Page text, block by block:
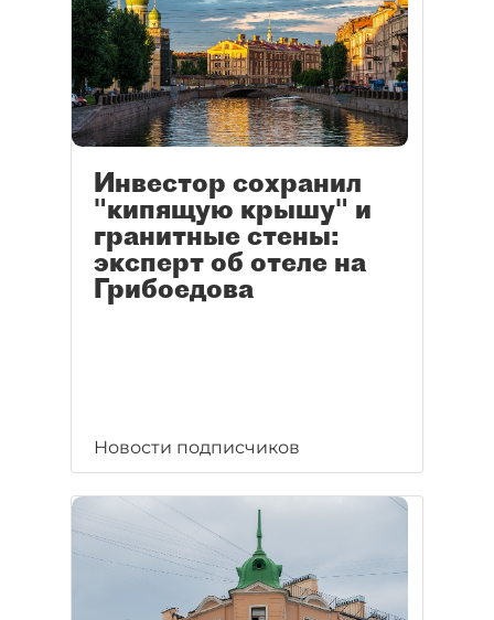
Инвестор сохранил
"кипящую крышу" и
гранитные стены:
эксперт об отеле на
Грибоедова
Новости подписчиков